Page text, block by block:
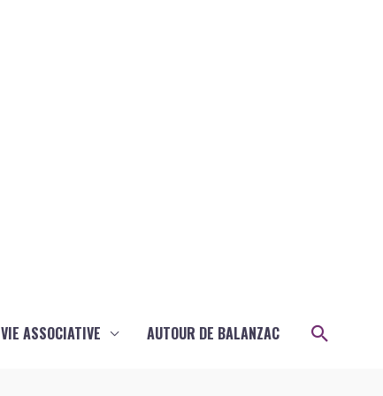
VIE ASSOCIATIVE AUTOUR DE BALANZAC